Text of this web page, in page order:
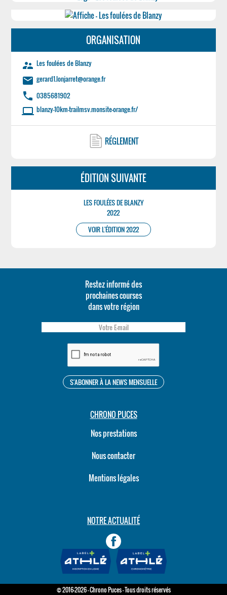
ORGANISATION
supervisor_account Les foulées de Blanzy
email gerard1.lonjarret@orange.fr
phone 0385681902
laptop blanzy-10km-trailmsv.monsite-orange.fr/
RÉGLEMENT
ÉDITION SUIVANTE
LES FOULÉES DE BLANZY
2022
VOIR L'ÉDITION 2022
Restez informé des
prochaines courses
dans votre région
CHRONO PUCES
Nos prestations
Nous contacter
Mentions légales
NOTRE ACTUALITÉ
© 2016-2026 - Chrono Puces - Tous droits réservés